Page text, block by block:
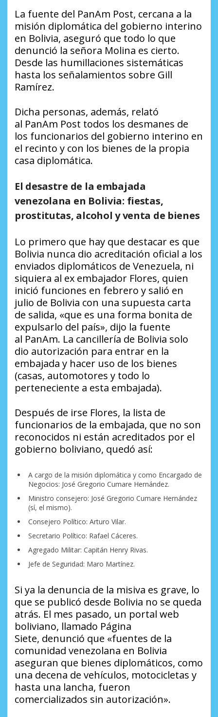
La fuente del PanAm Post, cercana a la
misión diplomática del gobierno interino
en Bolivia, aseguró que todo lo que
denunció la señora Molina es cierto.
Desde las humillaciones sistemáticas
hasta los señalamientos sobre Gill
Ramírez.
Dicha personas, además, relató
al PanAm Post todos los desmanes de
los funcionarios del gobierno interino en
el recinto y con los bienes de la propia
casa diplomática.
El desastre de la embajada
venezolana en Bolivia: fiestas,
prostitutas, alcohol y venta de bienes
Lo primero que hay que destacar es que
Bolivia nunca dio acreditación oficial a los
enviados diplomáticos de Venezuela, ni
siquiera al ex embajador Flores, quien
inició funciones en febrero y salió en
julio de Bolivia con una supuesta carta
de salida, «que es una forma bonita de
expulsarlo del país», dijo la fuente
al PanAm. La cancillería de Bolivia solo
dio autorización para entrar en la
embajada y hacer uso de los bienes
(casas, automotores y todo lo
perteneciente a esta embajada).
Después de irse Flores, la lista de
funcionarios de la embajada, que no son
reconocidos ni están acreditados por el
gobierno boliviano, quedó así:
A cargo de la misión diplomática y como Encargado de
Negocios: José Gregorio Cumare Hernández.
Ministro consejero: José Gregorio Cumare Hernández
(sí, el mismo).
Consejero Político: Arturo Vilar.
Secretario Político: Rafael Cáceres.
Agregado Militar: Capitán Henry Rivas.
Jefe de Seguridad: Maro Martínez.
Si ya la denuncia de la misiva es grave, lo
que se publicó desde Bolivia no se queda
atrás. El mes pasado, un portal web
boliviano, llamado Página
Siete, denunció que «fuentes de la
comunidad venezolana en Bolivia
aseguran que bienes diplomáticos, como
una decena de vehículos, motocicletas y
hasta una lancha, fueron
comercializados sin autorización».